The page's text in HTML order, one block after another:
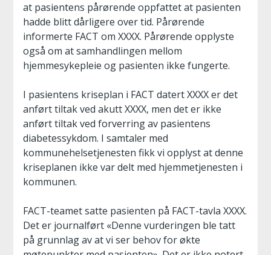
at pasientens pårørende oppfattet at pasienten
hadde blitt dårligere over tid. Pårørende
informerte FACT om XXXX. Pårørende opplyste
også om at samhandlingen mellom
hjemmesykepleie og pasienten ikke fungerte.
I pasientens kriseplan i FACT datert XXXX er det
anført tiltak ved akutt XXXX, men det er ikke
anført tiltak ved forverring av pasientens
diabetessykdom. I samtaler med
kommunehelsetjenesten fikk vi opplyst at denne
kriseplanen ikke var delt med hjemmetjenesten i
kommunen.
FACT-teamet satte pasienten på FACT-tavla XXXX.
Det er journalført «Denne vurderingen ble tatt
på grunnlag av at vi ser behov for økte